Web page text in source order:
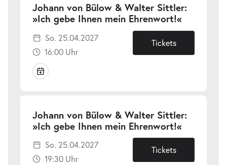
Johann von Bülow & Walter Sittler:
»Ich gebe Ihnen mein Ehrenwort!«
So.
So. 25.04.2027
16:00 Uhr
Tickets
Johann von Bülow & Walter Sittler:
»Ich gebe Ihnen mein Ehrenwort!«
So.
So. 25.04.2027
19:30 Uhr
Tickets